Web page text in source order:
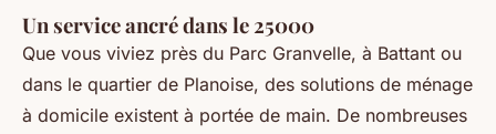
Un service ancré dans le 25000
Que vous viviez près du Parc Granvelle, à Battant ou
dans le quartier de Planoise, des solutions de ménage
à domicile existent à portée de main. De nombreuses